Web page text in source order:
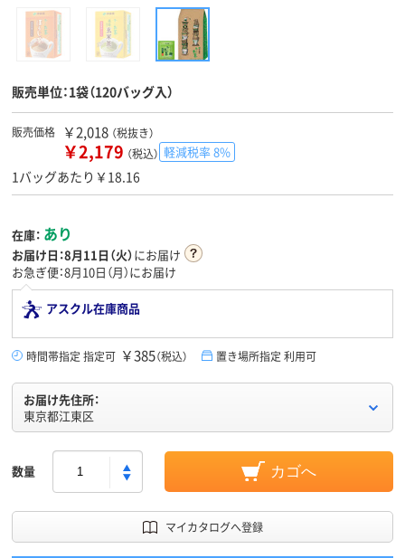
販売単位：1袋（120バッグ入）
販売価格 ￥2,018 （税抜き）
￥2,179 （税込） 軽減税率 8%
1バッグあたり￥18.16
在庫： あり
お届け日：8月11日（火）にお届け
お急ぎ便：8月10日（月）にお届け
アスクル在庫商品
時間帯指定 指定可 ￥385（税込） 置き場所指定 利用可
お届け先住所：
東京都江東区
数量 カゴへ
マイカタログへ登録